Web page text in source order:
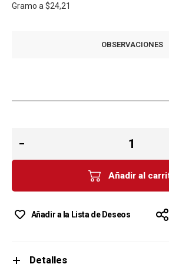
Gramo a $24,21
OBSERVACIONES
Añadir al
Añadir a la Lista de Deseos
Detalles